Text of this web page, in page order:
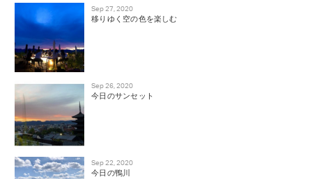
Sep 27, 2020
移りゆく空の色を楽しむ
Sep 26, 2020
今日のサンセット
Sep 22, 2020
今日の鴨川